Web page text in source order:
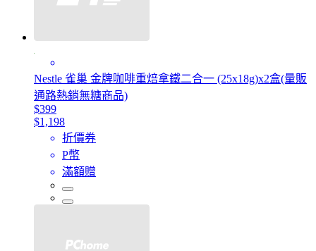
Nestle 雀巢 金牌咖啡重焙拿鐵二合一 (25x18g)x2盒(量販
通路熱銷無糖商品)
$399
$1,198
折價券
P幣
滿額贈